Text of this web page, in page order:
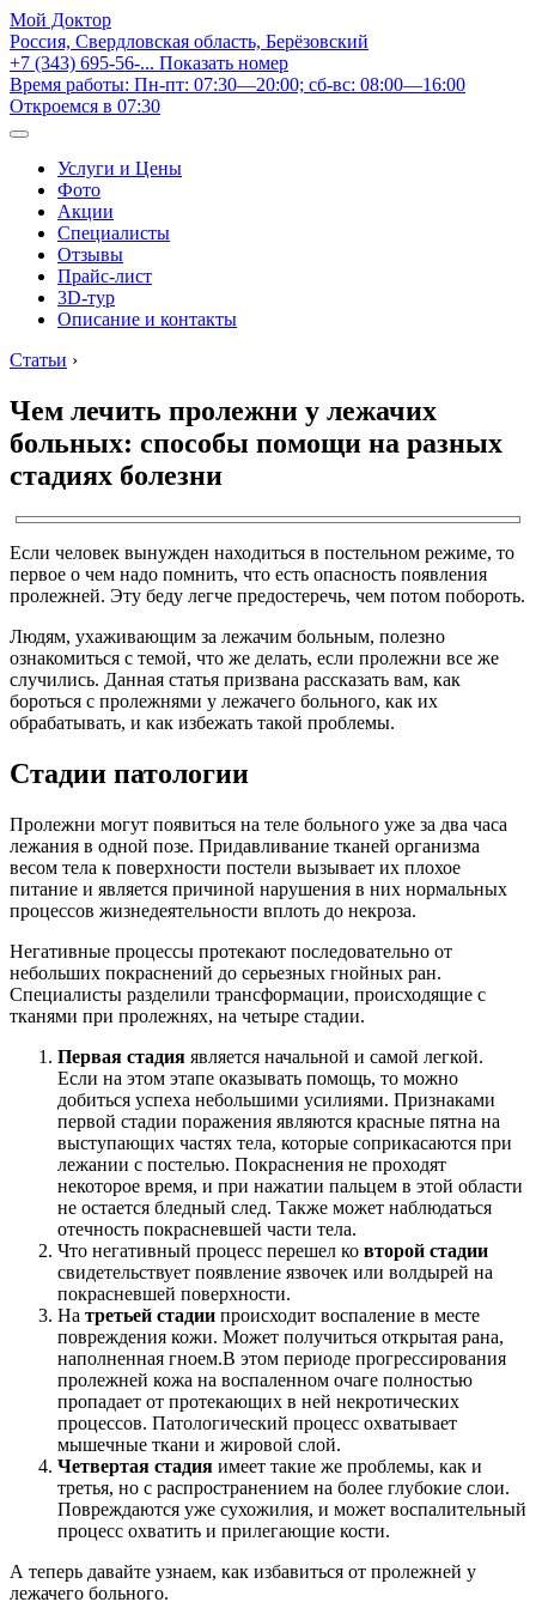
Мой Доктор
Россия, Свердловская область, Берёзовский
+7 (343) 695-56-... Показать номер
Время работы: Пн-пт: 07:30—20:00; сб-вс: 08:00—16:00
Откроемся в 07:30
Услуги и Цены
Фото
Акции
Специалисты
Отзывы
Прайс-лист
3D-тур
Описание и контакты
Статьи ›
Чем лечить пролежни у лежачих
больных: способы помощи на разных
стадиях болезни
Если человек вынужден находиться в постельном режиме, то
первое о чем надо помнить, что есть опасность появления
пролежней. Эту беду легче предостеречь, чем потом побороть.
Людям, ухаживающим за лежачим больным, полезно
ознакомиться с темой, что же делать, если пролежни все же
случились. Данная статья призвана рассказать вам, как
бороться с пролежнями у лежачего больного, как их
обрабатывать, и как избежать такой проблемы.
Стадии патологии
Пролежни могут появиться на теле больного уже за два часа
лежания в одной позе. Придавливание тканей организма
весом тела к поверхности постели вызывает их плохое
питание и является причиной нарушения в них нормальных
процессов жизнедеятельности вплоть до некроза.
Негативные процессы протекают последовательно от
небольших покраснений до серьезных гнойных ран.
Специалисты разделили трансформации, происходящие с
тканями при пролежнях, на четыре стадии.
Первая стадия является начальной и самой легкой.
Если на этом этапе оказывать помощь, то можно
добиться успеха небольшими усилиями. Признаками
первой стадии поражения являются красные пятна на
выступающих частях тела, которые соприкасаются при
лежании с постелью. Покраснения не проходят
некоторое время, и при нажатии пальцем в этой области
не остается бледный след. Также может наблюдаться
отечность покрасневшей части тела.
Что негативный процесс перешел ко второй стадии
свидетельствует появление язвочек или волдырей на
покрасневшей поверхности.
На третьей стадии происходит воспаление в месте
повреждения кожи. Может получиться открытая рана,
наполненная гноем.В этом периоде прогрессирования
пролежней кожа на воспаленном очаге полностью
пропадает от протекающих в ней некротических
процессов. Патологический процесс охватывает
мышечные ткани и жировой слой.
Четвертая стадия имеет такие же проблемы, как и
третья, но с распространением на более глубокие слои.
Повреждаются уже сухожилия, и может воспалительный
процесс охватить и прилегающие кости.
А теперь давайте узнаем, как избавиться от пролежней у
лежачего больного.